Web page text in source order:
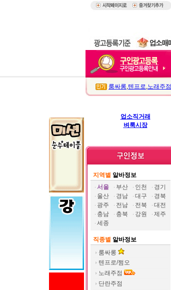
룸싸롱,텐프로,노래주점
업소직거래
벼룩시장
지역별 알바정보
서울
부산 인천
경기
울산
경남 대구
경북
광주
전남 전북
대전
충남
충북 강원
제주
세종
직종별 알바정보
룸싸롱
텐프로/쩜오
노래주점
단란주점